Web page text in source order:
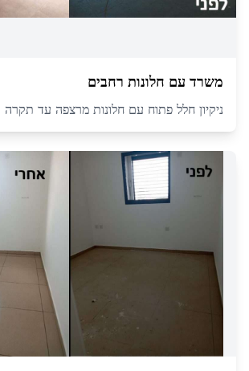
משרד עם חלונות רחבים
ניקיון חלל פתוח עם חלונות מרצפה עד תקרה